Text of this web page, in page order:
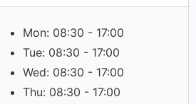
Mon: 08:30 - 17:00
Tue: 08:30 - 17:00
Wed: 08:30 - 17:00
Thu: 08:30 - 17:00